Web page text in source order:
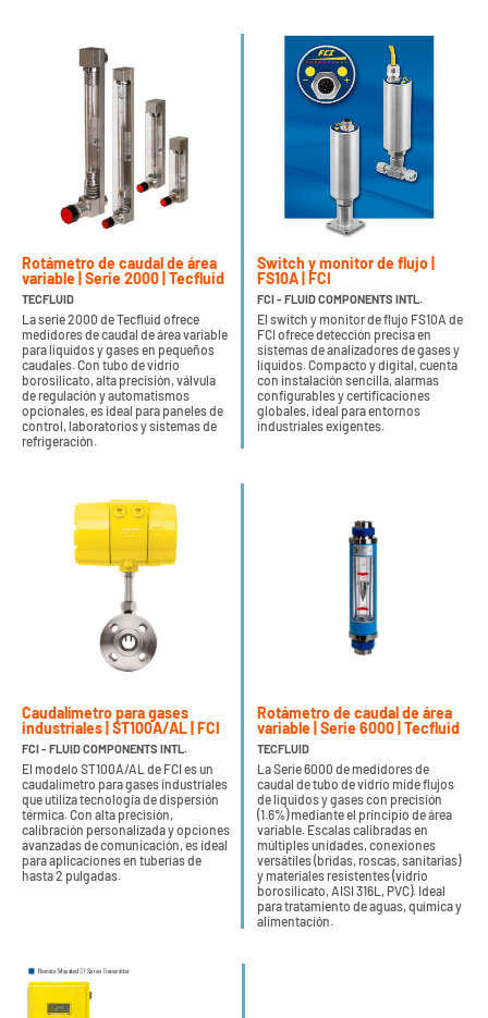
Rotámetro de caudal de área
variable | Serie 2000 | Tecfluid
TECFLUID
La serie 2000 de Tecfluid ofrece
medidores de caudal de área variable
para líquidos y gases en pequeños
caudales. Con tubo de vidrio
borosilicato, alta precisión, válvula
de regulación y automatismos
opcionales, es ideal para paneles de
control, laboratorios y sistemas de
refrigeración.
Switch y monitor de flujo |
FS10A | FCI
FCI - FLUID COMPONENTS INTL.
El switch y monitor de flujo FS10A de
FCI ofrece detección precisa en
sistemas de analizadores de gases y
líquidos. Compacto y digital, cuenta
con instalación sencilla, alarmas
configurables y certificaciones
globales, ideal para entornos
industriales exigentes.
Caudalímetro para gases
industriales | ST100A/AL | FCI
FCI - FLUID COMPONENTS INTL.
El modelo ST100A/AL de FCI es un
caudalímetro para gases industriales
que utiliza tecnología de dispersión
térmica. Con alta precisión,
calibración personalizada y opciones
avanzadas de comunicación, es ideal
para aplicaciones en tuberías de
hasta 2 pulgadas.
Rotámetro de caudal de área
variable | Serie 6000 | Tecfluid
TECFLUID
La Serie 6000 de medidores de
caudal de tubo de vidrio mide flujos
de líquidos y gases con precisión
(1.6%) mediante el principio de área
variable. Escalas calibradas en
múltiples unidades, conexiones
versátiles (bridas, roscas, sanitarias)
y materiales resistentes (vidrio
borosilicato, AISI 316L, PVC). Ideal
para tratamiento de aguas, química y
alimentación.